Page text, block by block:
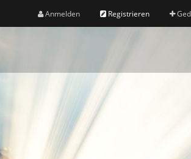
Anmelden Registrieren